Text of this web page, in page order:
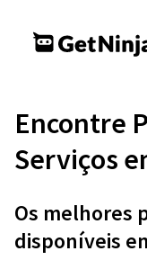
Encontre
Serviços
Os melhores
disponíveis